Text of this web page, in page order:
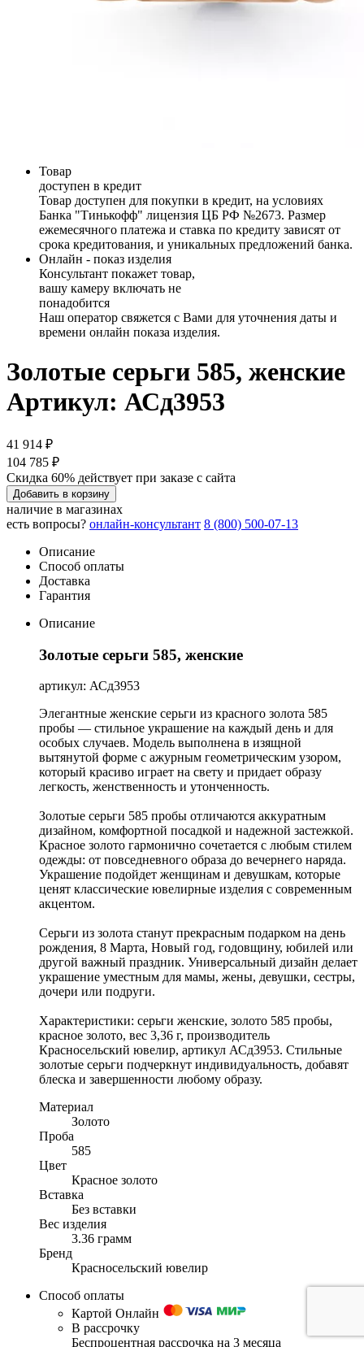
Товар
доступен в кредит
Товар доступен для покупки в кредит, на условиях
Банка "Тинькофф" лицензия ЦБ РФ №2673. Размер
ежемесячного платежа и ставка по кредиту зависят от
срока кредитования, и уникальных предложений банка.
Онлайн - показ изделия
Консультант покажет товар,
вашу камеру включать не
понадобится
Наш оператор свяжется с Вами для уточнения даты и
времени онлайн показа изделия.
Золотые серьги 585, женские
Артикул: АСд3953
41 914 ₽
104 785 ₽
Скидка 60% действует при заказе с сайта
Добавить в корзину
наличие в магазинах
есть вопросы? онлайн-консультант 8 (800) 500-07-13
Описание
Способ оплаты
Доставка
Гарантия
Описание
Золотые серьги 585, женские
артикул: АСд3953
Элегантные женские серьги из красного золота 585
пробы — стильное украшение на каждый день и для
особых случаев. Модель выполнена в изящной
вытянутой форме с ажурным геометрическим узором,
который красиво играет на свету и придает образу
легкость, женственность и утонченность.
Золотые серьги 585 пробы отличаются аккуратным
дизайном, комфортной посадкой и надежной застежкой.
Красное золото гармонично сочетается с любым стилем
одежды: от повседневного образа до вечернего наряда.
Украшение подойдет женщинам и девушкам, которые
ценят классические ювелирные изделия с современным
акцентом.
Серьги из золота станут прекрасным подарком на день
рождения, 8 Марта, Новый год, годовщину, юбилей или
другой важный праздник. Универсальный дизайн делает
украшение уместным для мамы, жены, девушки, сестры,
дочери или подруги.
Характеристики: серьги женские, золото 585 пробы,
красное золото, вес 3,36 г, производитель
Красносельский ювелир, артикул АСд3953. Стильные
золотые серьги подчеркнут индивидуальность, добавят
блеска и завершенности любому образу.
Материал
Золото
Проба
585
Цвет
Красное золото
Вставка
Без вставки
Вес изделия
3.36 грамм
Бренд
Красносельский ювелир
Способ оплаты
Картой Онлайн
В рассрочку
Беспроцентная рассрочка на 3 месяца